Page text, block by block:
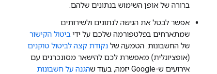
ברורה של אופן השימוש בנתונים שלהם.
אפשר לבטל את הגישה לנתונים ולשירותים
שמתארחים בפלטפורמה שלכם על ידי ביטול הקישור
של החשבונות. הטמעה של נקודת קצה לביטול טוקנים
(אופציונלית) מאפשרת לכם להישאר מסונכרנים עם
אירועים ש-Google יזמה, בעוד ש
הגנה על חשבונות